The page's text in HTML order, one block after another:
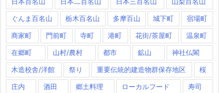
ぐんま百名山 栃木百名山 多摩百山 城下町 宿場町
商家町 門前町 寺町 港町 花街/茶屋町 温泉町
在郷町 山村/農村 都市 鉱山 神社仏閣
木造校舎/洋館 祭り 重要伝統的建造物群保存地区 桜
庄内 酒田 郷土料理 ローカルフード 寿司